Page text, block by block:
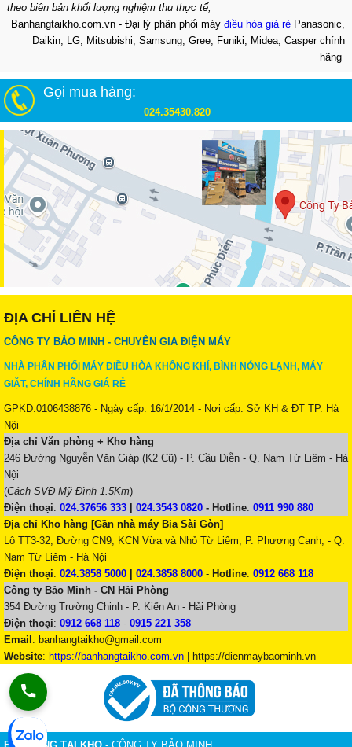
theo biên bản khối lượng nghiệm thu thực tế;
Banhangtaikho.com.vn - Đại lý phân phối máy điều hòa giá rẻ Panasonic,
Daikin, LG, Mitsubishi, Samsung, Gree, Funiki, Midea, Casper chính
hãng
Gọi mua hàng:
024.35430.820
ĐỊA CHỈ LIÊN HỆ
CÔNG TY BẢO MINH - CHUYÊN GIA ĐIỆN MÁY
NHÀ PHÂN PHỐI MÁY ĐIỀU HÒA KHÔNG KHÍ, BÌNH NÓNG LẠNH, MÁY
GIẶT, CHÍNH HÃNG GIÁ RẺ
GPKD:0106438876 - Ngày cấp: 16/1/2014 - Nơi cấp: Sở KH & ĐT TP. Hà
Nội
Địa chỉ Văn phòng + Kho hàng
246 Đường Nguyễn Văn Giáp (K2 Cũ) - P. Cầu Diễn - Q. Nam Từ Liêm - Hà
Nội
(Cách SVĐ Mỹ Đình 1.5Km)
Điện thoại: 024.37656 333 024.3543 0820 - Hotline: 0911 990 880
Địa chỉ Kho hàng [Gần nhà máy Bia Sài Gòn]
Lô TT3-32, Đường CN9, KCN Vừa và Nhỏ Từ Liêm, P. Phương Canh, - Q.
Nam Từ Liêm - Hà Nội
Điện thoại: 024.3858 5000 024.3858 8000 - Hotline: 0912 668 118
Công ty Bảo Minh - CN Hải Phòng
354 Đường Trường Chinh - P. Kiến An - Hải Phòng
Điện thoại: 0912 668 118 - 0915 221 358
Email : banhangtaikho@gmail.com
Website: https://banhangtaikho.com.vn | https://dienmaybaominh.vn